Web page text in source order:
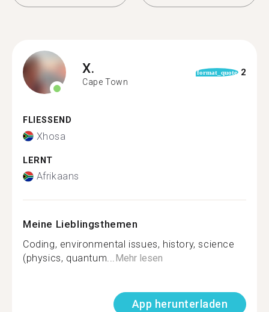
X.
Cape Town
format_quote 2
FLIESSEND
Xhosa
LERNT
Afrikaans
Meine Lieblingsthemen
Coding, environmental issues, history, science
(physics, quantum...Mehr lesen
App herunterladen